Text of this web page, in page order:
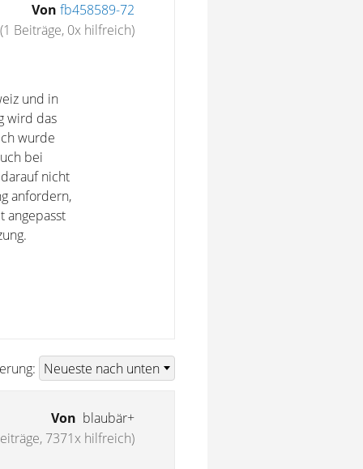
Von fb458589-72
(1 Beiträge, 0x hilfreich)
und in
wird das
wurde
bei
nicht
anfordern,
angepasst
Von blaubär+
7371x hilfreich)